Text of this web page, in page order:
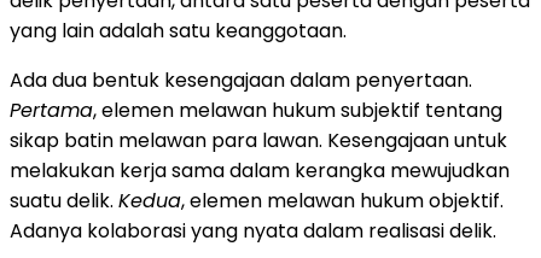
yang lain adalah satu keanggotaan.
Ada dua bentuk kesengajaan dalam penyertaan.
Pertama, elemen melawan hukum subjektif tentang
sikap batin melawan para lawan. Kesengajaan untuk
melakukan kerja sama dalam kerangka mewujudkan
suatu delik. Kedua, elemen melawan hukum objektif.
Adanya kolaborasi yang nyata dalam realisasi delik.